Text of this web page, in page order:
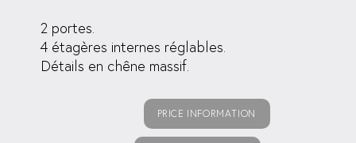
2 portes.
4 étagères internes réglables.
Détails en chêne massif.
PRICE INFORMATION